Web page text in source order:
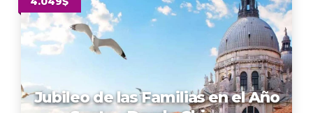
Jubileo de las Familias en el Año